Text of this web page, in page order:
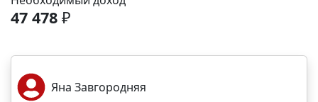
спортивные площадки. Благоустройство -
ландшафтный дизайн с зонами отдыха; -
комплексы для разных возрастов; - места для выгула
собак; - видеонаблюдение и КПП для безопасности.
Преимущества - сбалансированное сочетание цены
47 478 ₽
Яна Завгородняя